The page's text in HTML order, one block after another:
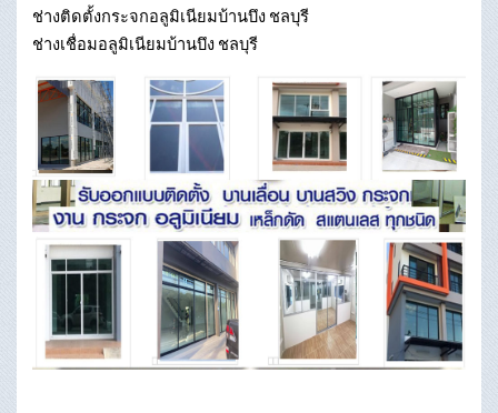
ช่างติดตั้งกระจกอลูมิเนียมบ้านบึง ชลบุรี
ช่างเชื่อมอลูมิเนียมบ้านบึง ชลบุรี